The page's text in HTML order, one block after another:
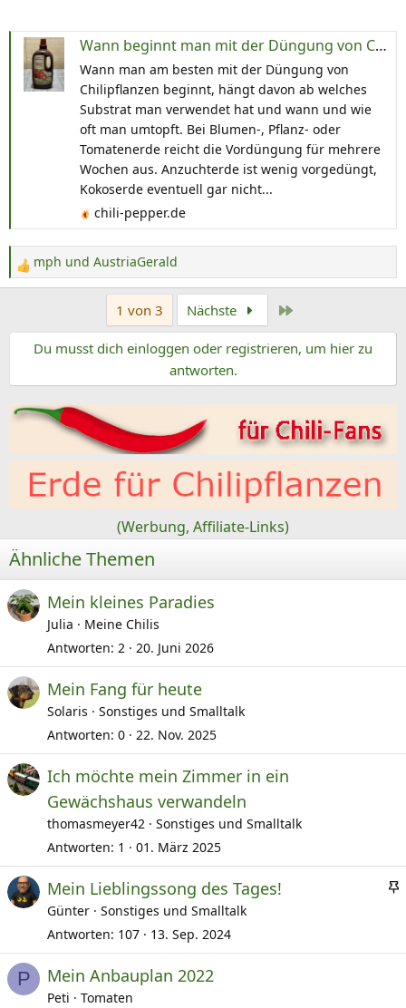
Wann beginnt man mit der Düngung von Chilipflanzen?
Wann man am besten mit der Düngung von
Chilipflanzen beginnt, hängt davon ab welches
Substrat man verwendet hat und wann und wie
oft man umtopft. Bei Blumen-, Pflanz- oder
Tomatenerde reicht die Vordüngung für mehrere
Wochen aus. Anzuchterde ist wenig vorgedüngt,
Kokoserde eventuell gar nicht...
chili-pepper.de
R
e
k
o
n
mph und AustriaGerald
1 von 3 Nächste
Du musst dich einloggen oder registrieren, um hier zu
antworten.
(Werbung, Affiliate-Links)
Ähnliche Themen
Mein kleines Paradies
Julia
Meine Chilis
Antworten 2 20. Juni 2026
Mein Fang für heute
Solaris
Sonstiges und Smalltalk
Antworten 0 22. Nov. 2025
Ich möchte mein Zimmer in ein
Gewächshaus verwandeln
thomasmeyer42
Sonstiges und Smalltalk
Antworten 1 01. März 2025
A
e
Mein Lieblingssong des Tages!
Günter
Sonstiges und Smalltalk
Antworten 107 13. Sep. 2024
P Mein Anbauplan 2022
Peti
Tomaten